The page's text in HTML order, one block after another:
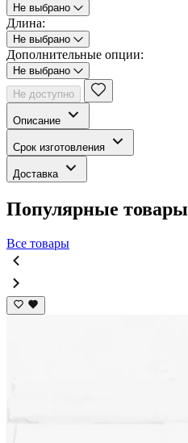
Не выбрано
Длина:
Не выбрано
Дополнительные опции:
Не выбрано
Не доступно
Описание
Срок изготовления
Доставка
Популярные товары
Все товары